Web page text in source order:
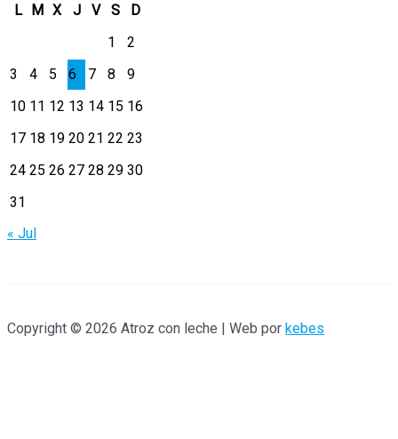
p
o
r
L
M X J V S
D
1
2
3
4 5 6 7 8
9
10 11 12 13 14 15 16
17 18 19 20 21 22 23
24 25 26 27 28 29 30
31
« Jul
Copyright © 2026 Atroz con leche | Web por kebes